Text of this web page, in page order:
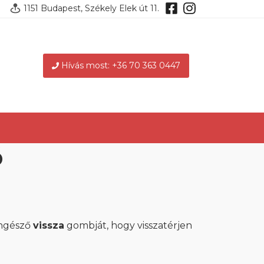
1151 Budapest, Székely Elek út 11.
Hívás most: +36 70 363 0447
vissza gombját, hogy visszatérjen